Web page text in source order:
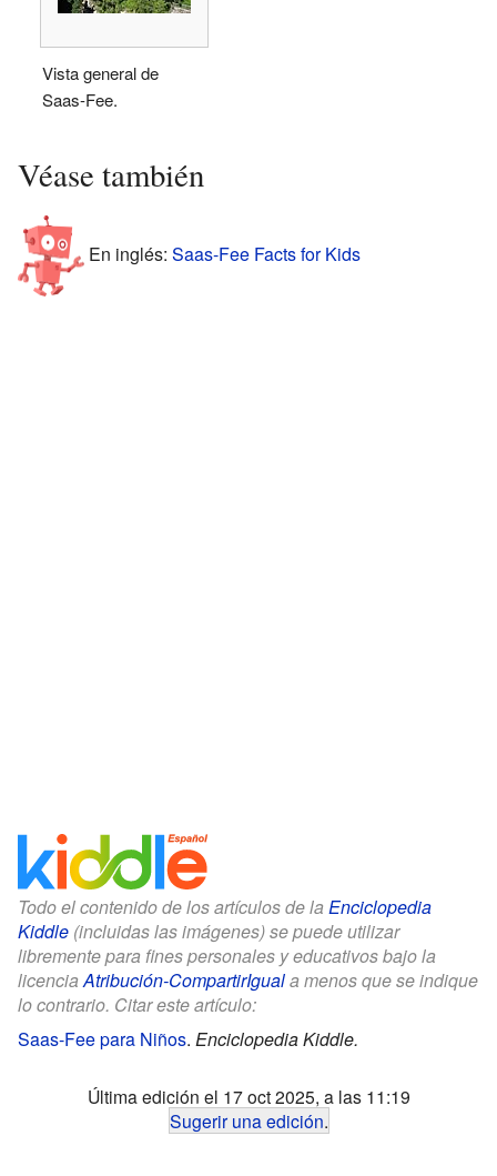
Vista general de
Saas-Fee.
Véase también
En inglés: Saas-Fee Facts for Kids
Todo el contenido de los artículos de la Enciclopedia
Kiddle (incluidas las imágenes) se puede utilizar
libremente para fines personales y educativos bajo la
licencia Atribución-CompartirIguala menos que se indique
lo contrario. Citar este artículo:
Saas-Fee para Niños. Enciclopedia Kiddle.
Última edición el 17 oct 2025, a las 11:19
Sugerir una edición.